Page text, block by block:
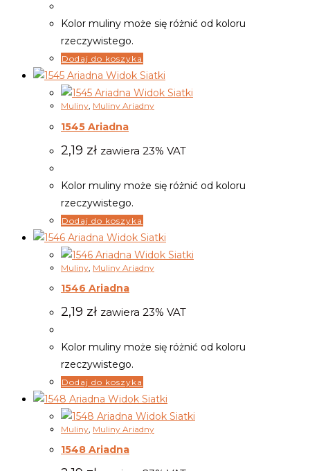
Kolor muliny może się różnić od koloru
rzeczywistego.
Dodaj do koszyka
Widok Siatki
Widok Siatki
Muliny, Muliny Ariadny
1545 Ariadna
2,19 zł zawiera 23% VAT
Kolor muliny może się różnić od koloru
rzeczywistego.
Dodaj do koszyka
Widok Siatki
Widok Siatki
Muliny Muliny Ariadny
1546 Ariadna
2,19 zł zawiera 23% VAT
Kolor muliny może się różnić od koloru
rzeczywistego.
Dodaj do koszyka
Widok Siatki
Widok Siatki
Muliny Muliny Ariadny
1548 Ariadna